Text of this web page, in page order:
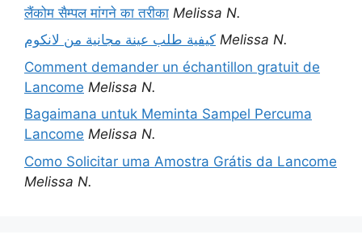
लैंकोम सैम्पल मांगने का तरीका Melissa N.
كيفية طلب عينة مجانية من لانكوم Melissa N.
Comment demander un échantillon gratuit de
Lancome Melissa N.
Bagaimana untuk Meminta Sampel Percuma
Lancome Melissa N.
Como Solicitar uma Amostra Grátis da Lancome
Melissa N.